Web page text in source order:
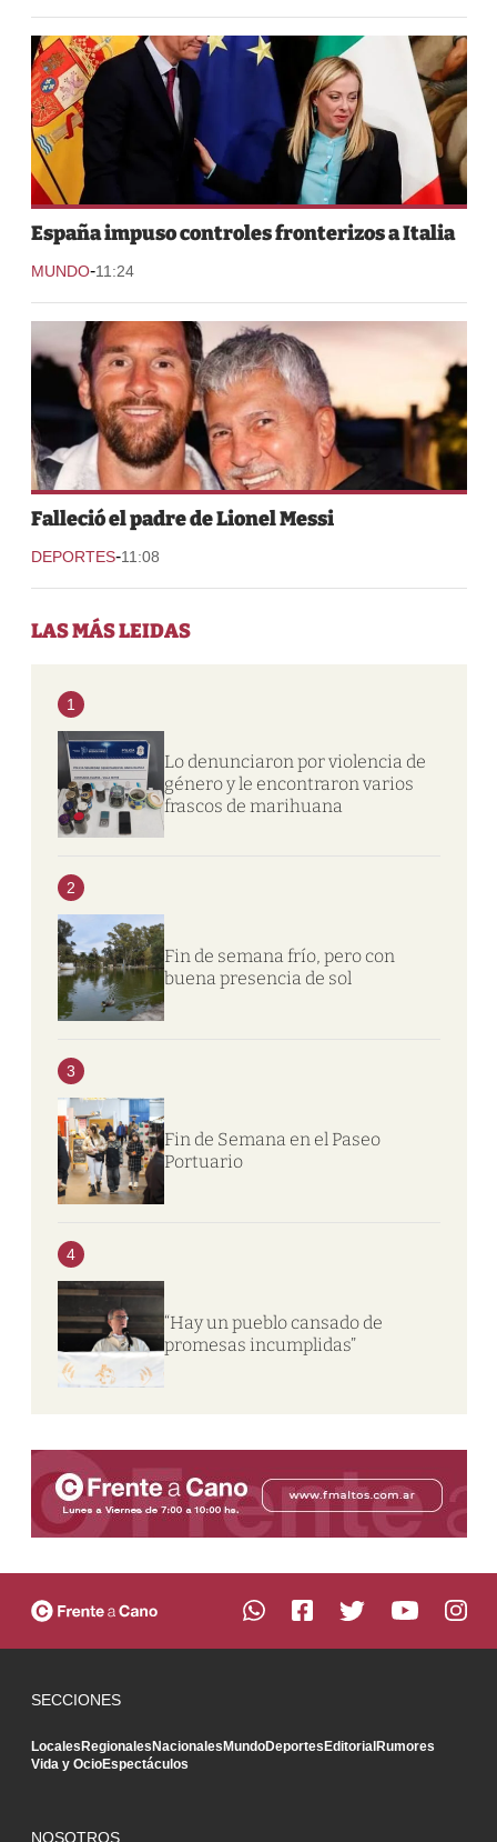
España impuso controles fronterizos a Italia
MUNDO-11:24
Falleció el padre de Lionel Messi
DEPORTES-11:08
LAS MÁS LEIDAS
1
Lo denunciaron por violencia de
género y le encontraron varios
frascos de marihuana
2
Fin de semana frío, pero con
buena presencia de sol
3
Fin de Semana en el Paseo
Portuario
4
“Hay un pueblo cansado de
promesas incumplidas”
SECCIONES
LocalesRegionalesNacionalesMundoDeportesEditorialRumores
Vida y OcioEspectáculos
NOSOTROS